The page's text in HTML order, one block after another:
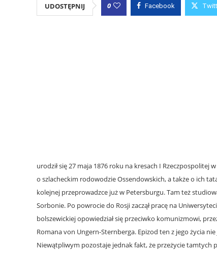
UDOSTĘPNIJ 0 Facebook
urodził się 27 maja 1876 roku na kresach I Rzeczpospolitej
o szlacheckim rodowodzie Ossendowskich, a także o ich
kolejnej przeprowadzce już w Petersburgu. Tam też
Sorbonie. Po powrocie do Rosji zaczął pracę na
bolszewickiej opowiedział się przeciwko komunizmowi,
Romana von Ungern-Sternberga. Epizod ten z jego życia
Niewątpliwym pozostaje jednak fakt, że przeżycie tamtych